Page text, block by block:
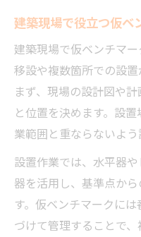
建築現場で役立つ仮ベ
建築現場で仮ベンチマ
移設や複数箇所での設置
まず、現場の設計図や
と位置を決めます。設
業範囲と重ならないよう
設置作業では、水平器
器を活用し、基準点か
す。仮ベンチマークに
づけて管理することで